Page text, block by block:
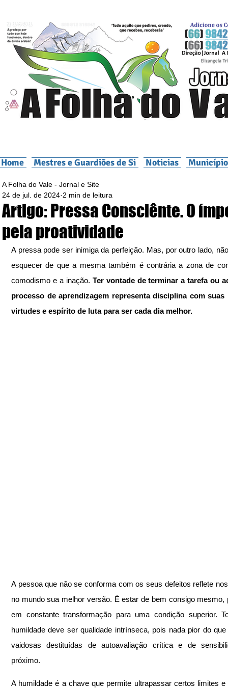
Home Mestres e Guardiões de Si Noticias
Artigo: Pressa Consciênte. O
pela proatividade
A Folha do Vale - Jornal e Site
24 de jul. de 2024 2 min de leitura
A pressa pode ser inimiga da perfeição. Mas, por outro lado,
esquecer de que a mesma também é contrária a zona de
comodismo e a inação. Ter vontade de terminar a tarefa ou
processo de aprendizagem representa disciplina com suas
virtudes e espírito de luta para ser cada dia melhor.
A pessoa que não se conforma com os seus defeitos reflete
no mundo sua melhor versão. É estar de bem consigo mesmo,
em constante transformação para uma condição superior.
humildade deve ser qualidade intrínseca, pois nada pior do
vaidosas destituídas de autoavaliação crítica e de
próximo.
A humildade é a chave que permite ultrapassar certos limites e